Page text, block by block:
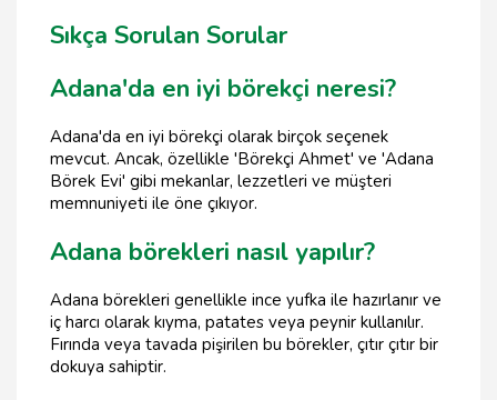
Sıkça Sorulan Sorular
Adana'da en iyi börekçi neresi?
Adana'da en iyi börekçi olarak birçok seçenek
mevcut. Ancak, özellikle 'Börekçi Ahmet' ve 'Adana
Börek Evi' gibi mekanlar, lezzetleri ve müşteri
memnuniyeti ile öne çıkıyor.
Adana börekleri nasıl yapılır?
Adana börekleri genellikle ince yufka ile hazırlanır ve
iç harcı olarak kıyma, patates veya peynir kullanılır.
Fırında veya tavada pişirilen bu börekler, çıtır çıtır bir
dokuya sahiptir.